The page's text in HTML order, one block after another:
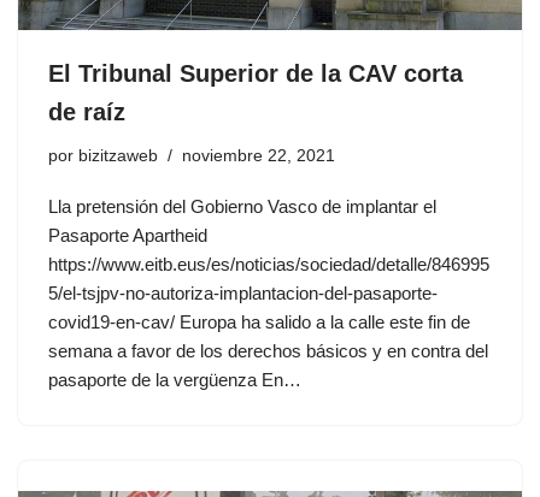
El Tribunal Superior de la CAV corta
de raíz
por bizitzaweb noviembre 22, 2021
Lla pretensión del Gobierno Vasco de implantar el
Pasaporte Apartheid
https://www.eitb.eus/es/noticias/sociedad/detalle/846995
5/el-tsjpv-no-autoriza-implantacion-del-pasaporte-
covid19-en-cav/ Europa ha salido a la calle este fin de
semana a favor de los derechos básicos y en contra del
pasaporte de la vergüenza En…